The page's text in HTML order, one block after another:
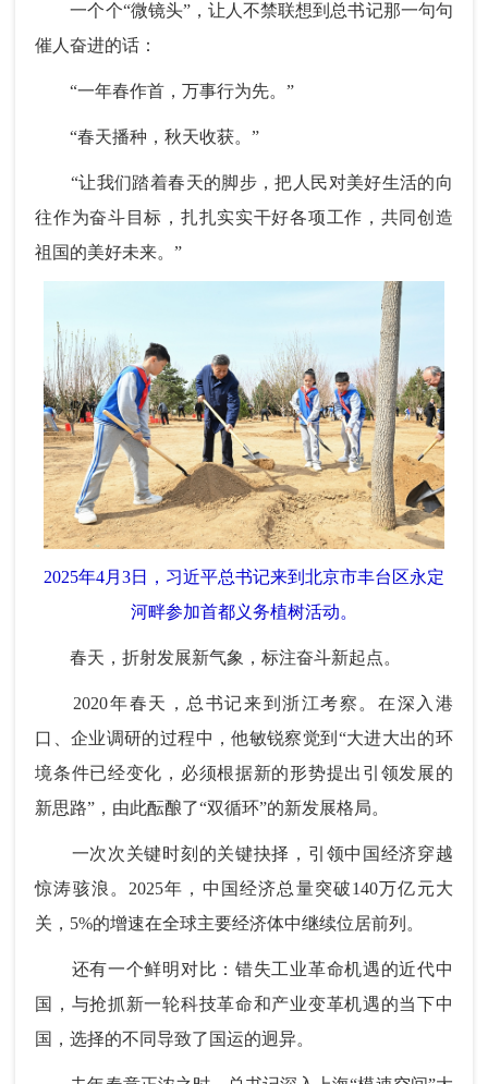
一个个“微镜头”，让人不禁联想到总书记那一句句
催人奋进的话：
“一年春作首，万事行为先。”
“春天播种，秋天收获。”
“让我们踏着春天的脚步，把人民对美好生活的向
往作为奋斗目标，扎扎实实干好各项工作，共同创造
祖国的美好未来。”
2025年4月3日，习近平总书记来到北京市丰台区永定
河畔参加首都义务植树活动。
春天，折射发展新气象，标注奋斗新起点。
2020年春天，总书记来到浙江考察。在深入港
口、企业调研的过程中，他敏锐察觉到“大进大出的环
境条件已经变化，必须根据新的形势提出引领发展的
新思路”，由此酝酿了“双循环”的新发展格局。
一次次关键时刻的关键抉择，引领中国经济穿越
惊涛骇浪。2025年，中国经济总量突破140万亿元大
关，5%的增速在全球主要经济体中继续位居前列。
还有一个鲜明对比：错失工业革命机遇的近代中
国，与抢抓新一轮科技革命和产业变革机遇的当下中
国，选择的不同导致了国运的迥异。